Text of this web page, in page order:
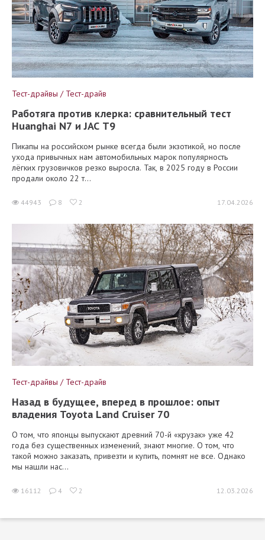
Тест-драйвы / Тест-драйв
Работяга против клерка: сравнительный тест
Huanghai N7 и JAC T9
Пикапы на российском рынке всегда были экзотикой, но после
ухода привычных нам автомобильных марок популярность
лёгких грузовичков резко выросла. Так, в 2025 году в России
продали около 22 т...
44943 8 2 17.04.2026
Тест-драйвы / Тест-драйв
Назад в будущее, вперед в прошлое: опыт
владения Toyota Land Cruiser 70
О том, что японцы выпускают древний 70-й «крузак» уже 42
года без существенных изменений, знают многие. О том, что
такой можно заказать, привезти и купить, помнят не все. Однако
мы нашли нас...
16112 4 2 12.03.2026